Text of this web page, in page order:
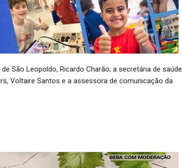
São Leopoldo, Ricardo Charão; a secretária de saúde
Voltaire Santos e a assessora de comunicação da